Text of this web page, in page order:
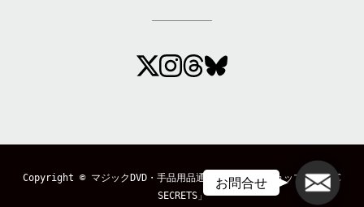
Copyright © マジックDVD・手品用品通販のマジックショップ「MAGIC
SECRETS」
メール
お問合せ